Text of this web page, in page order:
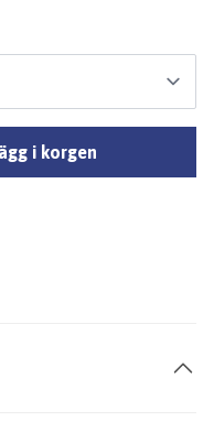
i korgen